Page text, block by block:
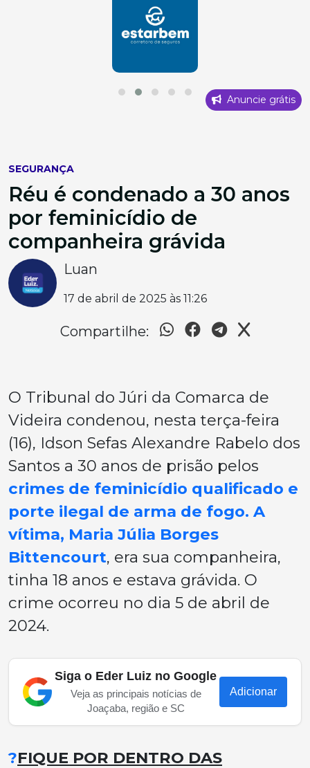
Anuncie grátis
SEGURANÇA
Réu é condenado a 30 anos
por feminicídio de
companheira grávida
Luan
17 de abril de 2025 às 11:26
Compartilhe:
O Tribunal do Júri da Comarca de
Videira condenou, nesta terça-feira
(16), Idson Sefas Alexandre Rabelo dos
Santos a 30 anos de prisão pelos
crimes de feminicídio qualificado e
porte ilegal de arma de fogo. A
vítima, Maria Júlia Borges
Bittencourt, era sua companheira,
tinha 18 anos e estava grávida. O
crime ocorreu no dia 5 de abril de
2024.
Siga o Eder Luiz no Google
Veja as principais notícias de
Joaçaba, região e SC
Adicionar
?FIQUE POR DENTRO DAS